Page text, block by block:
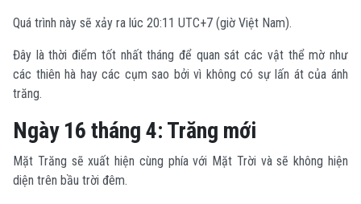
Quá trình này sẽ xảy ra lúc 20:11 UTC+7 (giờ Việt Nam).
Đây là thời điểm tốt nhất tháng để quan sát các vật thể mờ như
các thiên hà hay các cụm sao bởi vì không có sự lấn át của ánh
trăng.
Ngày 16 tháng 4: Trăng mới
Mặt Trăng sẽ xuất hiện cùng phía với Mặt Trời và sẽ không hiện
diện trên bầu trời đêm.